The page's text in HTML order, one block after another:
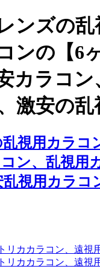
ンズの
ンの【6
カラコ
激安の
視用カラ
ン、乱視
視用カラコ
カカラコン、遠
カカラコン、遠